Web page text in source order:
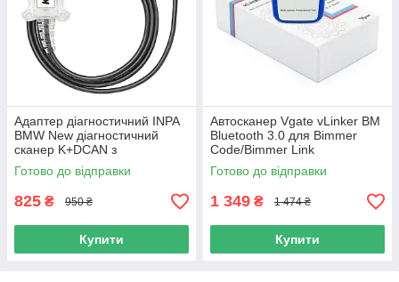
Адаптер діагностичний INPA
BMW New діагностичний
сканер K+DCAN з
перемикачем (Rheingold,
ISTA)
Готово до відправки
825 ₴ 950 ₴
Купити
Автосканер Vgate vLinker BM
Bluetooth 3.0 для Bimmer
Code/Bimmer Link
Готово до відправки
1 349 ₴ 1 474 ₴
Купити